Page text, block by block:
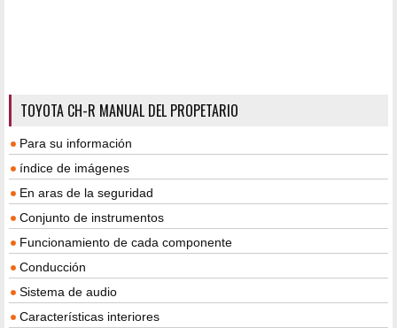
TOYOTA CH-R MANUAL DEL PROPETARIO
Para su información
índice de imágenes
En aras de la seguridad
Conjunto de instrumentos
Funcionamiento de cada componente
Conducción
Sistema de audio
Características interiores